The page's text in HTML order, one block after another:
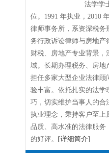
法学学
位。1991 年执业，2010
律师事务所，系资深税务
务行政诉讼律师与房地产
财税、房地产专业背景，
域。长期办理税务、房地
担任多家大型企业法律顾
验丰富。依托扎实的法学
巧，切实维护当事人的合
执业理念，秉持客户至上
品质、高水准的法律服务
的好评。
[详细简介]